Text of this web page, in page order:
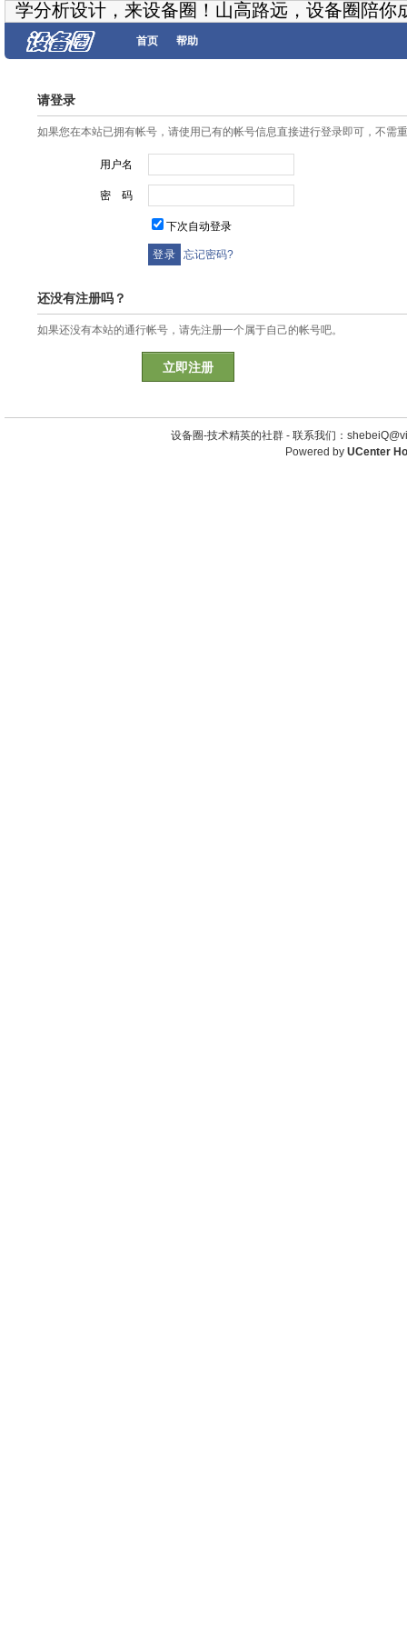
学分析设计，来设备圈！山高路远，设备圈陪你
首页 帮助
请登录
如果您在本站已拥有帐号，请使用已有的帐号信息直接进行登录即可，不需
用户名
密 码
下次自动登录
忘记密码?
还没有注册吗？
如果还没有本站的通行帐号，请先注册一个属于自己的帐号吧。
立即注册
设备圈-技术精英的社群 - 联系我们：
Powered by UCenter